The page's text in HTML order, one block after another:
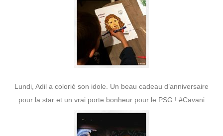
Lundi, Adil a colorié son idole. Un beau cadeau d’anniversaire
pour la star et un vrai porte bonheur pour le PSG ! #Cavani